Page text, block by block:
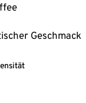
Geschmack